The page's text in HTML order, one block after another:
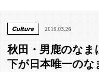
Culture 2019.03.26
秋田・男鹿のなま
下が日本唯一のな